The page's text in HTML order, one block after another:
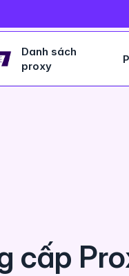
Danh sách
proxy
cấp